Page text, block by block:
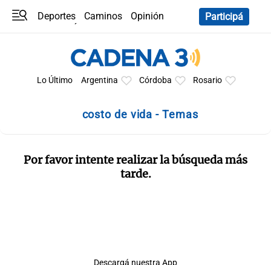
Deportes Caminos
Opinión
Participá
Lo Último Argentina Córdoba Rosario
costo de vida - Temas
Por favor intente realizar la búsqueda más
tarde.
Descargá nuestra App